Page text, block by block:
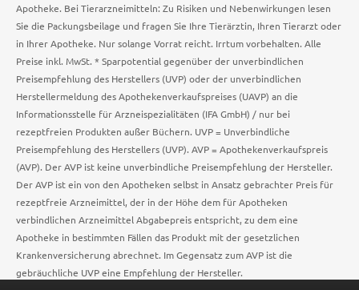
Apotheke. Bei Tierarzneimitteln: Zu Risiken und Nebenwirkungen lesen
Sie die Packungsbeilage und fragen Sie Ihre Tierärztin, Ihren Tierarzt oder
in Ihrer Apotheke. Nur solange Vorrat reicht. Irrtum vorbehalten. Alle
Preise inkl. MwSt. * Sparpotential gegenüber der unverbindlichen
Preisempfehlung des Herstellers (UVP) oder der unverbindlichen
Herstellermeldung des Apothekenverkaufspreises (UAVP) an die
Informationsstelle für Arzneispezialitäten (IFA GmbH) / nur bei
rezeptfreien Produkten außer Büchern. UVP = Unverbindliche
Preisempfehlung des Herstellers (UVP). AVP = Apothekenverkaufspreis
(AVP). Der AVP ist keine unverbindliche Preisempfehlung der Hersteller.
Der AVP ist ein von den Apotheken selbst in Ansatz gebrachter Preis für
rezeptfreie Arzneimittel, der in der Höhe dem für Apotheken
verbindlichen Arzneimittel Abgabepreis entspricht, zu dem eine
Apotheke in bestimmten Fällen das Produkt mit der gesetzlichen
Krankenversicherung abrechnet. Im Gegensatz zum AVP ist die
gebräuchliche UVP eine Empfehlung der Hersteller.